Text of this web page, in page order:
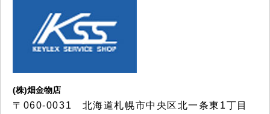
(株)畑金物店
〒060-0031 北海道札幌市中央区北一条東1丁目